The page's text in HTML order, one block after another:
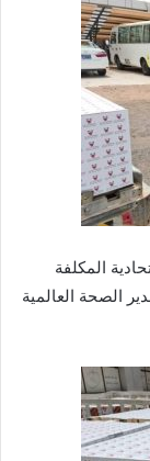
المكلفة
الصحة العالمية